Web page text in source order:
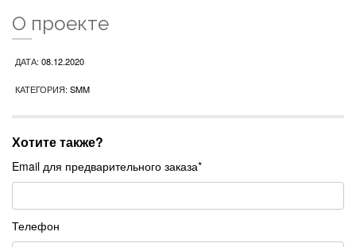
О проекте
ДАТА: 08.12.2020
КАТЕГОРИЯ: SMM
Хотите также?
Email для предварительного заказа*
Телефон